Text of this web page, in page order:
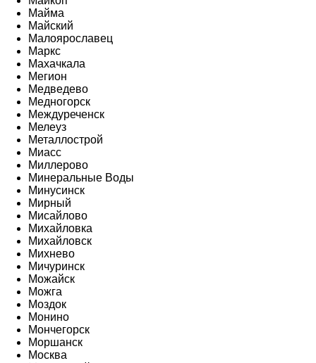
Майма
Майский
Малоярославец
Маркс
Махачкала
Мегион
Медведево
Медногорск
Междуреченск
Мелеуз
Металлострой
Миасс
Миллерово
Минеральные Воды
Минусинск
Мирный
Мисайлово
Михайловка
Михайловск
Михнево
Мичуринск
Можайск
Можга
Моздок
Монино
Мончегорск
Моршанск
Москва